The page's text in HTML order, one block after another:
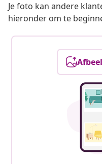
Je foto kan andere
hieronder om te